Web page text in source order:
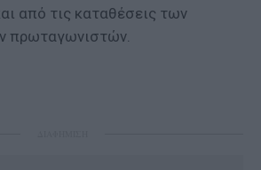
από τις καταθέσεις των
πρωταγωνιστών.